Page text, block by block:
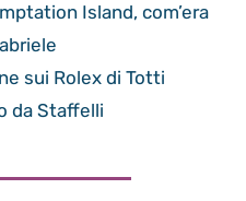
Island, com’era
sui Rolex di Totti
da Staffelli